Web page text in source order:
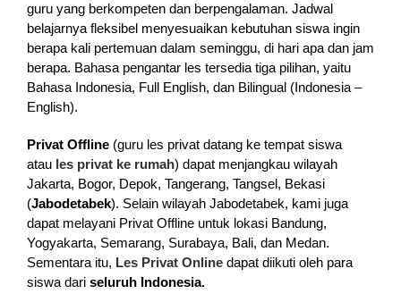
guru yang berkompeten dan berpengalaman. Jadwal
belajarnya fleksibel menyesuaikan kebutuhan siswa ingin
berapa kali pertemuan dalam seminggu, di hari apa dan jam
berapa. Bahasa pengantar les tersedia tiga pilihan, yaitu
Bahasa Indonesia, Full English, dan Bilingual (Indonesia –
English).
Privat Offline(guru les privat datang ke tempat siswa
atau les privat ke rumah) dapat menjangkau wilayah
Jakarta, Bogor, Depok, Tangerang, Tangsel, Bekasi
(Jabodetabek). Selain wilayah Jabodetabek, kami juga
dapat melayani Privat Offline untuk lokasi Bandung,
Yogyakarta, Semarang, Surabaya, Bali, dan Medan.
Sementara itu, Les Privat Onlinedapat diikuti oleh para
siswa dari seluruh Indonesia.